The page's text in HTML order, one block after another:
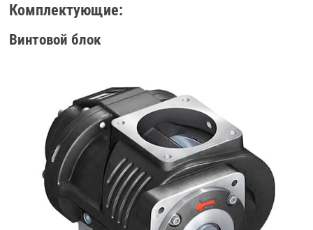
Комплектующие:
Винтовой блок